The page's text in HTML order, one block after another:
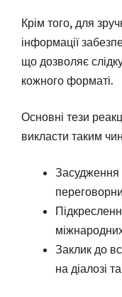
Крім того, для
інформації
що дозволяє
кожного форматі.
Основні тези
викласти таким
Засудження
Заклик до
на діалозі